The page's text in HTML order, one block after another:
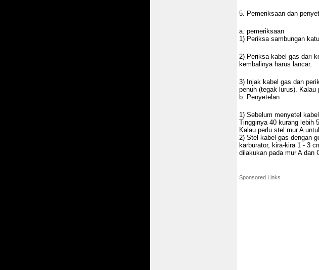
5. Pemeriksaan dan
a. pemeriksaan
1) Periksa sambungan
2) Periksa kabel gas dari
kembalinya harus lancar.
3) Injak kabel gas dan
penuh (tegak lurus). Kalau
b. Penyetelan
1) Sebelum menyetel
Tingginya 40 kurang lebih
Kalau perlu stel mur A
2) Stel kabel gas dengan
karburator, kira-kira 1 - 3
dilakukan pada mur A dan
Sponsored Links